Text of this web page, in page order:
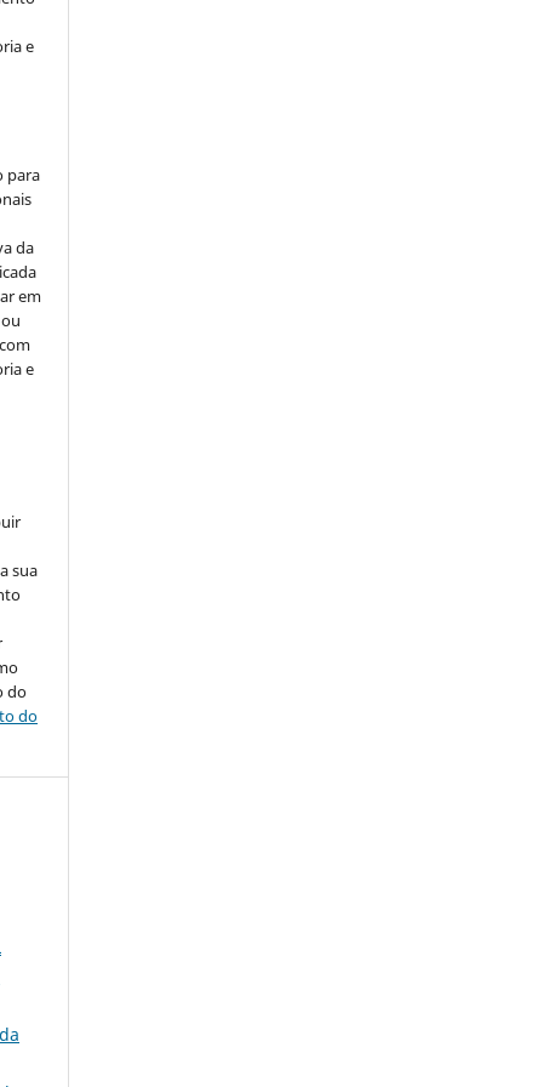
e
para
da
em
e
sua
do
do